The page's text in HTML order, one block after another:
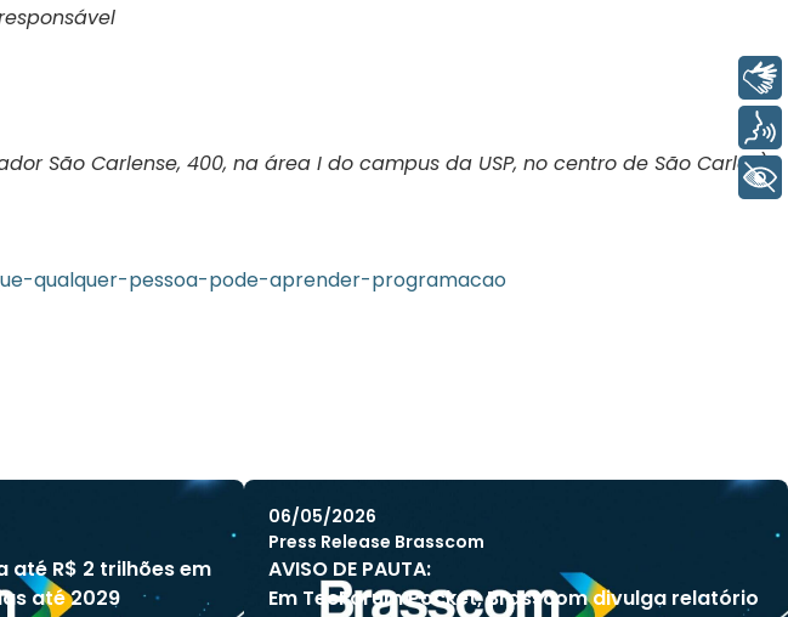
São Carlense, 400, na área I do campus da USP, no centro de São Carlos)
qualquer-pessoa-pode-aprender-programacao
até R$ 2 trilhões em
até 2029
06/05/2026
Press Release Brasscom
AVISO DE PAUTA:
Em TecForum Pocket, Brasscom divulga relatório
+ Acessibilidade